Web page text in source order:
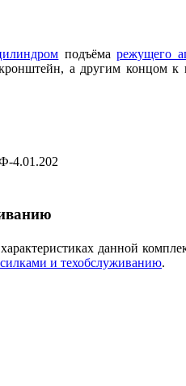
подъёмарежущего
а другим концом к
4.01.202
данной
и техобслуживанию.